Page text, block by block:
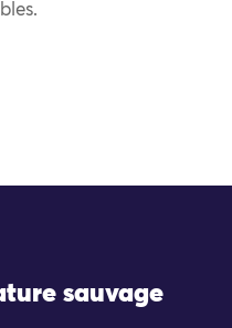
sauvage